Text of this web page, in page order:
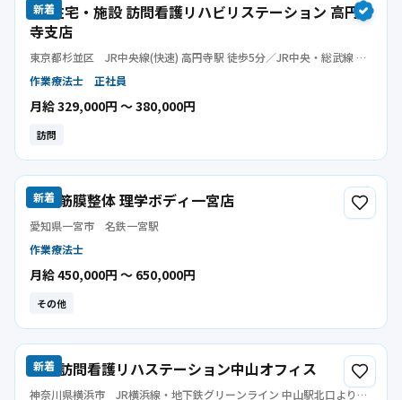
新着
LE 在宅・施設 訪問看護リハビリステーション 高円
寺支店
東京都杉並区 JR中央線(快速) 高円寺駅 徒歩5分／JR中央・総武線 高
作業療法士 正社員
月給 329,000円 〜 380,000円
訪問
新着
青山筋膜整体 理学ボディ一宮店
愛知県一宮市 名鉄一宮駅
作業療法士
月給 450,000円 〜 650,000円
その他
新着
元気訪問看護リハステーション中山オフィス
神奈川県横浜市 JR横浜線・地下鉄グリーンライン 中山駅北口より徒